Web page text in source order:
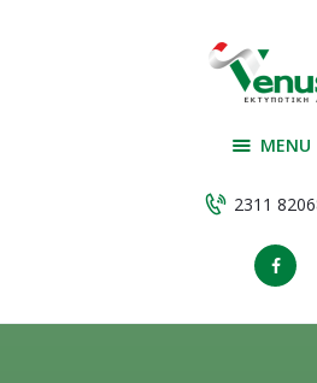
MENU
2311
VENUS
Υπηρεσίες
Υλικά παραγωγής